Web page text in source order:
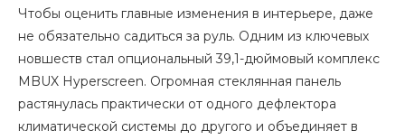
Чтобы оценить главные изменения в интерьере, даже
не обязательно садиться за руль. Одним из ключевых
новшеств стал опциональный 39,1-дюймовый комплекс
MBUX Hyperscreen. Огромная стеклянная панель
растянулась практически от одного дефлектора
климатической системы до другого и объединяет в